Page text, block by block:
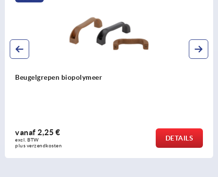
Booggrepen kunststof
vanaf4,98 €
excl. BTW
plus verzendkosten
DETAILS